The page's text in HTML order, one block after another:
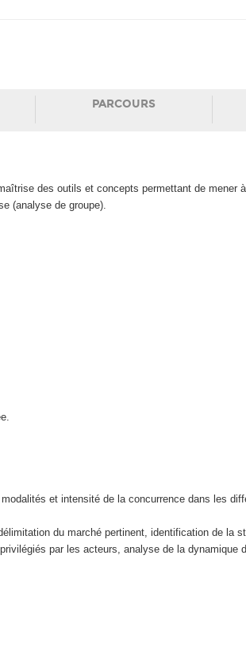
PARCOURS
des outils et concepts permettant de mener
(analyse de groupe).
et intensité de la concurrence dans les
du marché pertinent, identification de la
par les acteurs, analyse de la dynamique